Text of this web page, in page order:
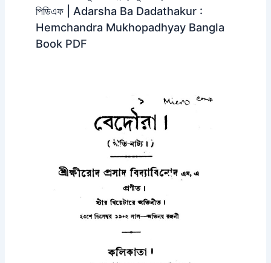
পিডিএফ | Adarsha Ba Dadathakur :
Hemchandra Mukhopadhyay Bangla
Book PDF